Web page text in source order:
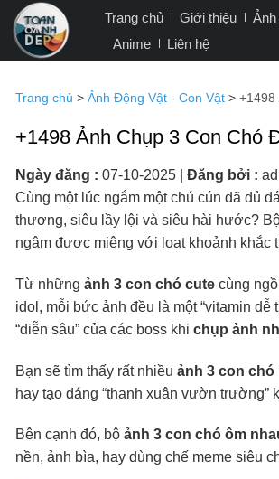
qua
Trang chủ Giới thiệu
Anime
Liên hệ
Trang chủ > Ảnh Động Vật - Con Vật > +1498
+1498 Ảnh Chụp 3 Con Chó
Ngày đăng : 07-10-2025 Đăng bởi :
Cùng một lúc ngắm một chú cún đã đủ
thương, siêu lầy lội và siêu hài hước?
ngậm được miệng với loạt khoảnh khắc
Từ những ảnh 3 con chó cute cùng
idol, mỗi bức ảnh đều là một “vitamin
“diễn sâu” của các boss khi chụp ảnh
Bạn sẽ tìm thấy rất nhiều ảnh 3 con chó
hay tạo dáng “thanh xuân vườn trường”
Bên cạnh đó, bộ ảnh 3 con chó ôm
nền, ảnh bìa, hay dùng chế meme siêu